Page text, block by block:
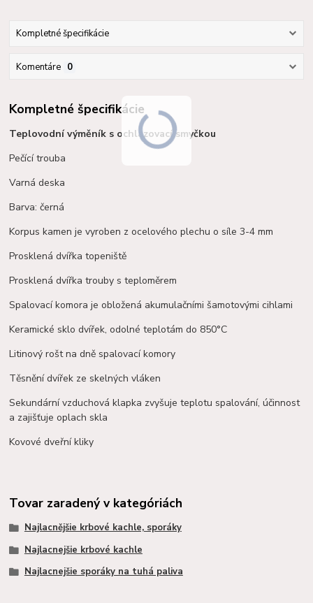
Kompletné špecifikácie
Komentáre 0
Kompletné špecifikácie
Teplovodní výměník s ochlazovací smyčkou
Pečící trouba
Varná deska
Barva: černá
Korpus kamen je vyroben z ocelového plechu o síle 3-4 mm
Prosklená dvířka topeniště
Prosklená dvířka trouby s teploměrem
Spalovací komora je obložená akumulačními šamotovýmicihlami
Keramické sklo dvířek, odolné teplotám do 850°C
Litinový rošt na dně spalovací komory
Těsnění dvířek ze skelných vláken
Sekundární vzduchová klapka zvyšuje teplotu spalování, účinnost
a zajišťuje oplach skla
Kovové dveřní kliky
Tovar zaradený v kategóriách
Najlacnějšie krbové kachle, sporáky
Najlacnejšie krbové kachle
Najlacnejšie sporáky na tuhá paliva